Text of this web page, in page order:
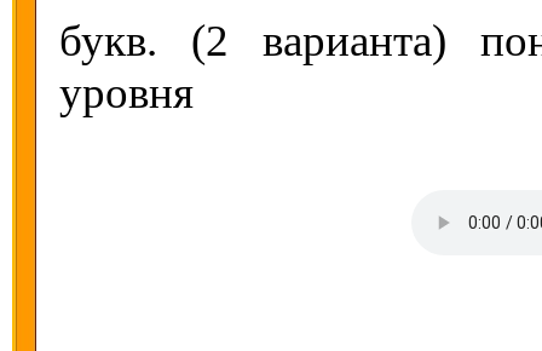
букв. (2 варианта)
уровня